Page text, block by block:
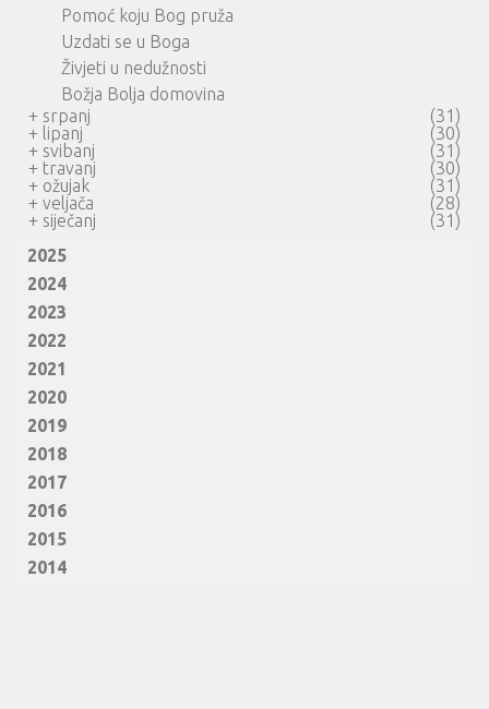
Pomoć koju Bog pruža
Uzdati se u Boga
Živjeti u nedužnosti
Božja Bolja domovina
+ srpanj
(31)
+ lipanj
(30)
+ svibanj
(31)
+ travanj
(30)
+ ožujak
(31)
+ veljača
(28)
+ siječanj
(31)
2025
2024
2023
2022
2021
2020
2019
2018
2017
2016
2015
2014